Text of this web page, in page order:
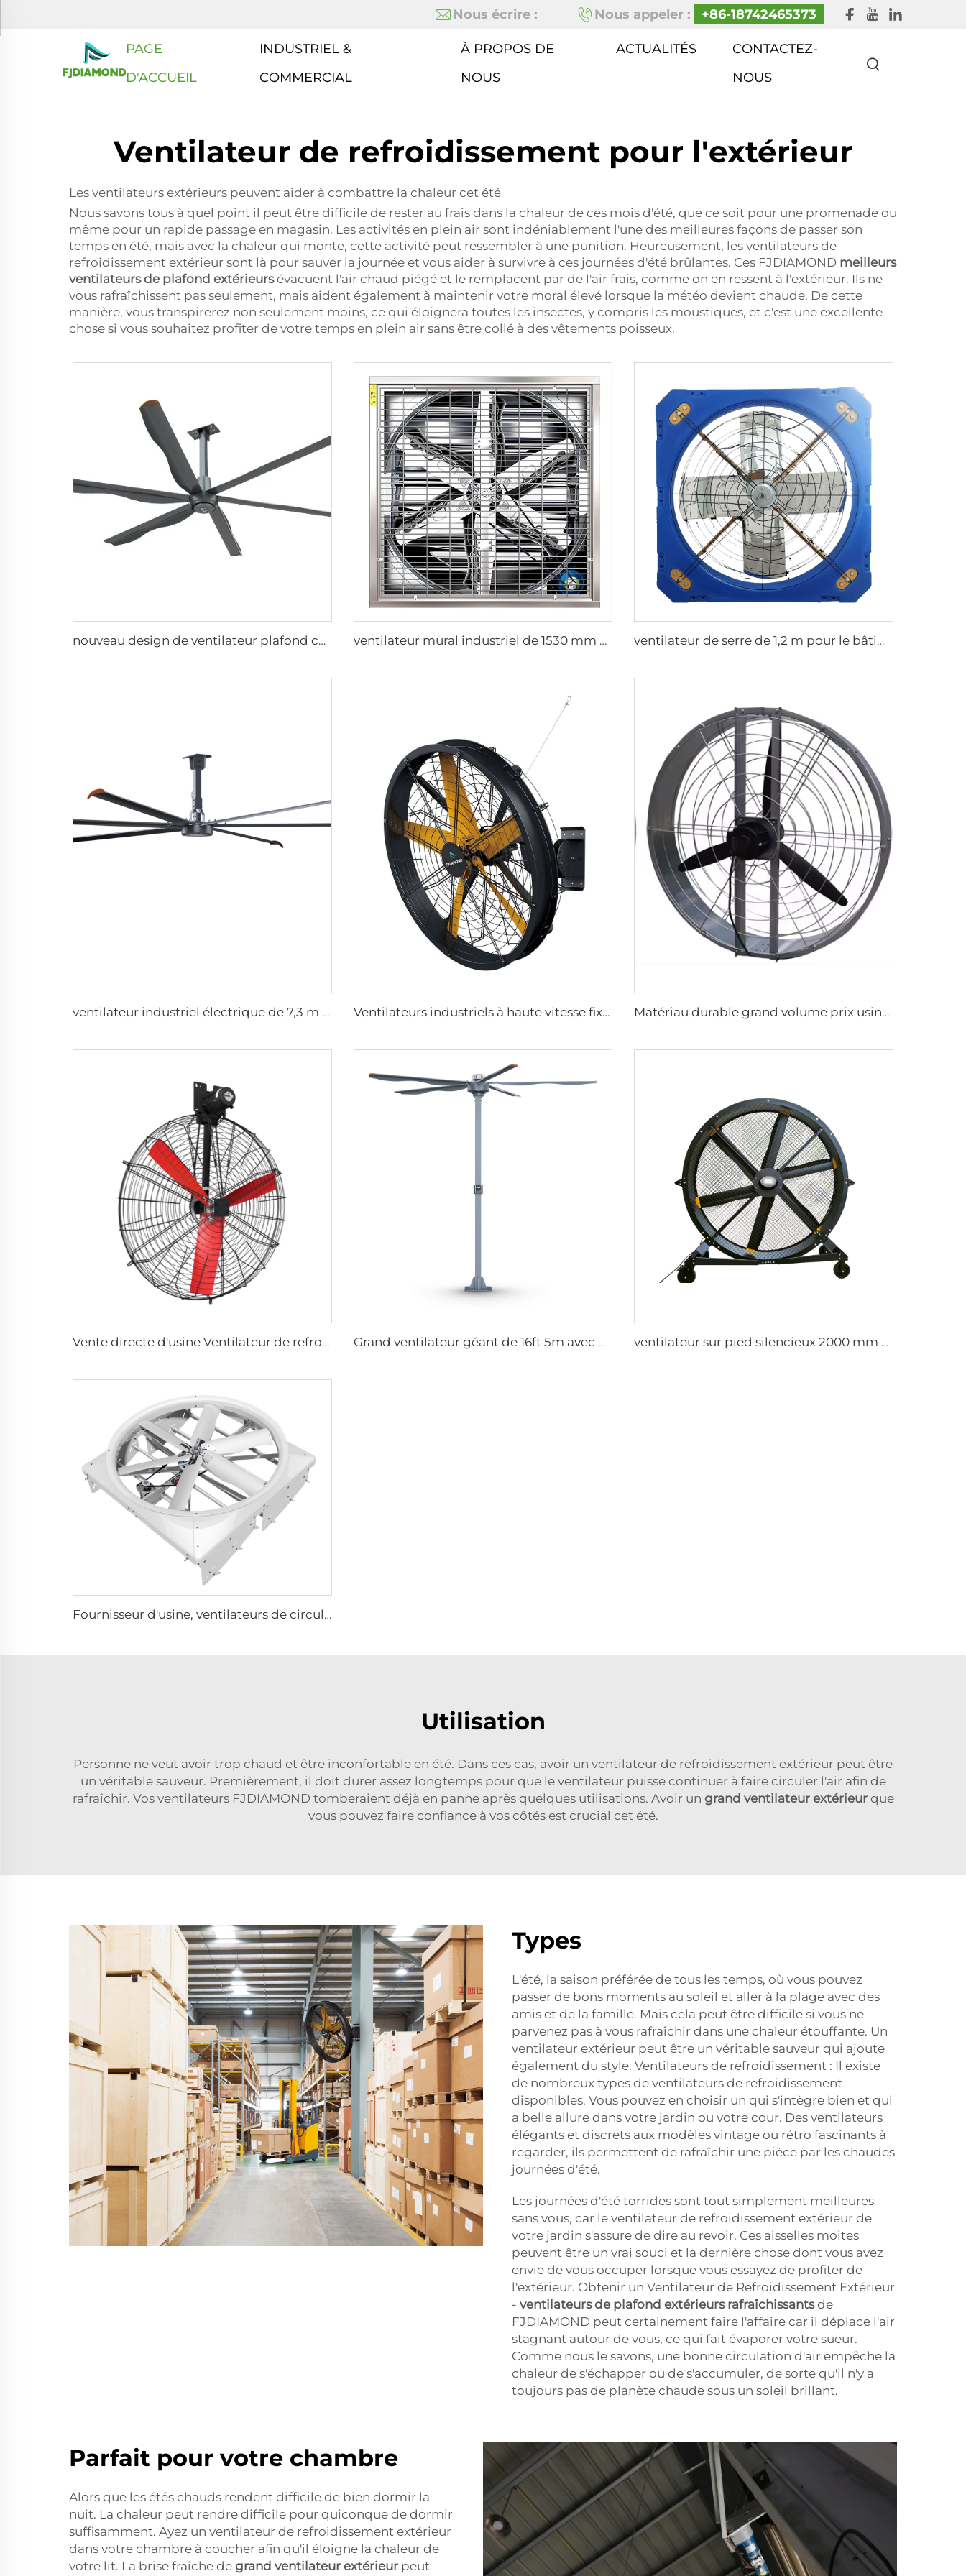
Nous écrire : Nous appeler : +86-18742465373
PAGE
D'ACCUEIL
INDUSTRIEL &
COMMERCIAL
À PROPOS DE
NOUS
ACTUALITÉS
CONTACTEZ-
NOUS
Ventilateur de refroidissement pour l'extérieur
Les ventilateurs extérieurs peuvent aider à combattre la chaleur cet été
Nous savons tous à quel point il peut être difficile de rester au frais dans la chaleur de ces mois d'été, que ce soit pour une promenade ou
même pour un rapide passage en magasin. Les activités en plein air sont indéniablement l'une des meilleures façons de passer son
temps en été, mais avec la chaleur qui monte, cette activité peut ressembler à une punition. Heureusement, les ventilateurs de
refroidissement extérieur sont là pour sauver la journée et vous aider à survivre à ces journées d'été brûlantes. Ces FJDIAMOND meilleurs
ventilateurs de plafond extérieursévacuent l'air chaud piégé et le remplacent par de l'air frais, comme on en ressent à l'extérieur. Ils ne
vous rafraîchissent pas seulement, mais aident également à maintenir votre moral élevé lorsque la météo devient chaude. De cette
manière, vous transpirerez non seulement moins, ce qui éloignera toutes les insectes, y compris les moustiques, et c'est une excellente
chose si vous souhaitez profiter de votre temps en plein air sans être collé à des vêtements poisseux.
nouveau design de ventilateur plafond commercial à 6 pales avec moteur AC ventilateur mural industriel de 1530 mm en acier galvanisé inoxydable pour étable à vaches ventilateur de serre de 1,2 m pour le bâtiment d'élevage de bétail et l'extraction laitière
ventilateur industriel électrique de 7,3 m 24 pieds grand ventilateur HVLS pour fermes et entrepôts Ventilateurs industriels à haute vitesse fixés au mur de grande qualité avec moteur 220V pour usines, restaurants, fermes et hôtels Matériau durable grand volume prix usine haute qualité ventilateur rond mural de 950 mm pour étables
Vente directe d'usine Ventilateur de refroidissement avec pales en nylon pour étables laitières et maisons d'élevage de vaches, ventilateurs industriels de ventilation Grand ventilateur géant de 16ft 5m avec moteur PMSM, type ventilateur OEM à grand volume et faible vitesse ventilateur sur pied silencieux 2000 mm 80 pouces 220V/380V en aluminium pour maison, usines et restaurants
Fournisseur d'usine, ventilateurs de circulation de 72 pouces, système d'aération économique pour bâtiment à bétail, extracteurs de toit
Utilisation
Personne ne veut avoir trop chaud et être inconfortable en été. Dans ces cas, avoir un ventilateur de refroidissement extérieur peut être
un véritable sauveur. Premièrement, il doit durer assez longtemps pour que le ventilateur puisse continuer à faire circuler l'air afin de
rafraîchir. Vos ventilateurs FJDIAMOND tomberaient déjà en panne après quelques utilisations. Avoir un grand ventilateur extérieur que
vous pouvez faire confiance à vos côtés est crucial cet été.
Types
L'été, la saison préférée de tous les temps, où vous pouvez
passer de bons moments au soleil et aller à la plage avec des
amis et de la famille. Mais cela peut être difficile si vous ne
parvenez pas à vous rafraîchir dans une chaleur étouffante. Un
ventilateur extérieur peut être un véritable sauveur qui ajoute
également du style. Ventilateurs de refroidissement : Il existe
de nombreux types de ventilateurs de refroidissement
disponibles. Vous pouvez en choisir un qui s'intègre bien et qui
a belle allure dans votre jardin ou votre cour. Des ventilateurs
élégants et discrets aux modèles vintage ou rétro fascinants à
regarder, ils permettent de rafraîchir une pièce par les chaudes
journées d'été.
Les journées d'été torrides sont tout simplement meilleures
sans vous, car le ventilateur de refroidissement extérieur de
votre jardin s'assure de dire au revoir. Ces aisselles moites
peuvent être un vrai souci et la dernière chose dont vous avez
envie de vous occuper lorsque vous essayez de profiter de
l'extérieur. Obtenir un Ventilateur de Refroidissement Extérieur
- ventilateurs de plafond extérieurs rafraîchissantsde
FJDIAMOND peut certainement faire l'affaire car il déplace l'air
stagnant autour de vous, ce qui fait évaporer votre sueur.
Comme nous le savons, une bonne circulation d'air empêche la
chaleur de s'échapper ou de s'accumuler, de sorte qu'il n'y a
toujours pas de planète chaude sous un soleil brillant.
Parfait pour votre chambre
Alors que les étés chauds rendent difficile de bien dormir la
nuit. La chaleur peut rendre difficile pour quiconque de dormir
suffisamment. Ayez un ventilateur de refroidissement extérieur
dans votre chambre à coucher afin qu'il éloigne la chaleur de
votre lit. La brise fraîche de grand ventilateur extérieur peut